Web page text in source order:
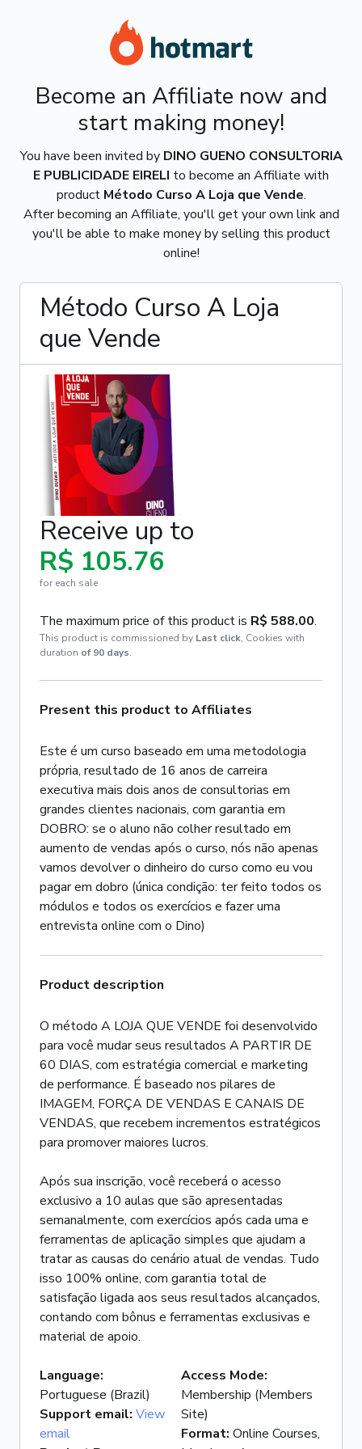
Become an Affiliate now and
start making money!
You have been invited by DINO GUENO CONSULTORIA
E PUBLICIDADE EIRELI to become an Affiliate with
product Método Curso A Loja que Vende.
After becoming an Affiliate, you'll get your own link and
you'll be able to make money by selling this product
online!
Método Curso A Loja
que Vende
Receive up to
R$ 105.76
for each sale
The maximum price of this product is R$ 588.00.
This product is commissioned by Last click, Cookies with
duration of 90 days.
Present this product to Affiliates
Este é um curso baseado em uma metodologia
própria, resultado de 16 anos de carreira
executiva mais dois anos de consultorias em
grandes clientes nacionais, com garantia em
DOBRO: se o aluno não colher resultado em
aumento de vendas após o curso, nós não apenas
vamos devolver o dinheiro do curso como eu vou
pagar em dobro (única condição: ter feito todos os
módulos e todos os exercícios e fazer uma
entrevista online com o Dino)
Product description
O método A LOJA QUE VENDE foi desenvolvido
para você mudar seus resultados A PARTIR DE
60 DIAS, com estratégia comercial e marketing
de performance. É baseado nos pilares de
IMAGEM, FORÇA DE VENDAS E CANAIS DE
VENDAS, que recebem incrementos estratégicos
para promover maiores lucros.
Após sua inscrição, você receberá o acesso
exclusivo a 10 aulas que são apresentadas
semanalmente, com exercícios após cada uma e
ferramentas de aplicação simples que ajudam a
tratar as causas do cenário atual de vendas. Tudo
isso 100% online, com garantia total de
satisfação ligada aos seus resultados alcançados,
contando com bônus e ferramentas exclusivas e
material de apoio.
Language:
Portuguese (Brazil)
Support email: View
email
Access Mode:
Membership (Members
Site)
Format: Online Courses,